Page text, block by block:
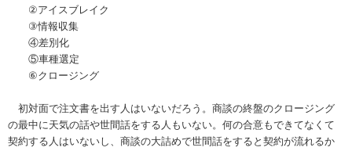
②アイスブレイク
③情報収集
④差別化
⑤車種選定
⑥クロージング
初対面で注文書を出す人はいないだろう。商談の終盤のクロージング
の最中に天気の話や世間話をする人もいない。何の合意もできてなくて
契約する人はいないし、商談の大詰めで世間話をすると契約が流れるか